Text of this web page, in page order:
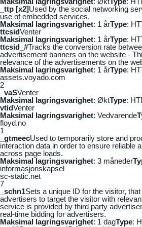
_ttp [x2]Used by the social networking
use of embedded services.
Maksimal lagringsvarighet: 1 årType:
ttcsidVenter
Maksimal lagringsvarighet: 1 årType:
ttcsid_#Tracks the conversion rate
advertisement banners on the website -
relevance of the advertisements on the
Maksimal lagringsvarighet: 1 årType:
assets.voyado.com
2
_vaSVenter
Maksimal lagringsvarighet: ØktType:
vtidVenter
Maksimal lagringsvarighet: Vedvarende
floyd.no
1
_gtmeecUsed to temporarily store and
interaction data in order to ensure reliable
across page loads.
Maksimal lagringsvarighet: 3 måneder
informasjonskapsel
sc-static.net
7
_schn1Sets a unique ID for the visitor,
advertisers to target the visitor with
service is provided by third party
real-time bidding for advertisers.
Maksimal lagringsvarighet: 1 dagType: